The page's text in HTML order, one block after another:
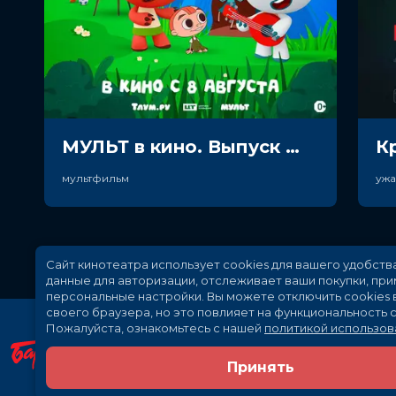
МУЛЬТ в кино. Выпуск №198. Некогда скучать (0+)
мультфильм
Сайт кинотеатра использует cookies для вашего
данные для авторизации, отслеживает ваши покупки,
персональные настройки. Вы можете отключить cookies
своего браузера, но это повлияет на функциональность
Пожалуйста, ознакомьтесь с нашей политикой
Принять